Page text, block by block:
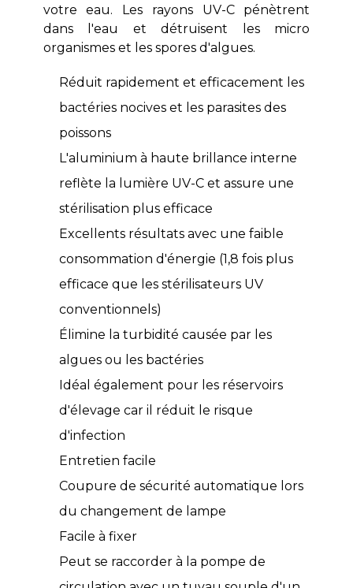
votre eau. Les rayons UV-C pénètrent
dans l'eau et détruisent les micro
organismes et les spores d'algues.
Réduit rapidement et efficacement les
bactéries nocives et les parasites des
poissons
L'aluminium à haute brillance interne
reflète la lumière UV-C et assure une
stérilisation plus efficace
Excellents résultats avec une faible
consommation d'énergie (1,8 fois plus
efficace que les stérilisateurs UV
conventionnels)
Élimine la turbidité causée par les
algues ou les bactéries
Idéal également pour les réservoirs
d'élevage car il réduit le risque
d'infection
Entretien facile
Coupure de sécurité automatique lors
du changement de lampe
Facile à fixer
Peut se raccorder à la pompe de